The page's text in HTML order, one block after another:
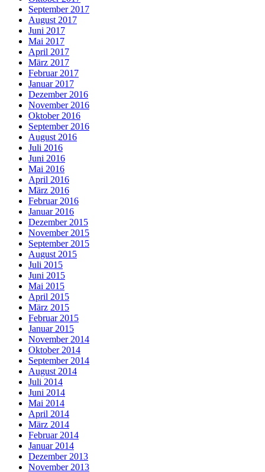
September 2017
August 2017
Juni 2017
Mai 2017
April 2017
März 2017
Februar 2017
Januar 2017
Dezember 2016
November 2016
Oktober 2016
September 2016
August 2016
Juli 2016
Juni 2016
Mai 2016
April 2016
März 2016
Februar 2016
Januar 2016
Dezember 2015
November 2015
September 2015
August 2015
Juli 2015
Juni 2015
Mai 2015
April 2015
März 2015
Februar 2015
Januar 2015
November 2014
Oktober 2014
September 2014
August 2014
Juli 2014
Juni 2014
Mai 2014
April 2014
März 2014
Februar 2014
Januar 2014
Dezember 2013
November 2013